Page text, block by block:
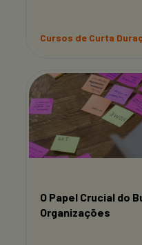
Cursos de Curta
O Papel Crucial do
Organizações